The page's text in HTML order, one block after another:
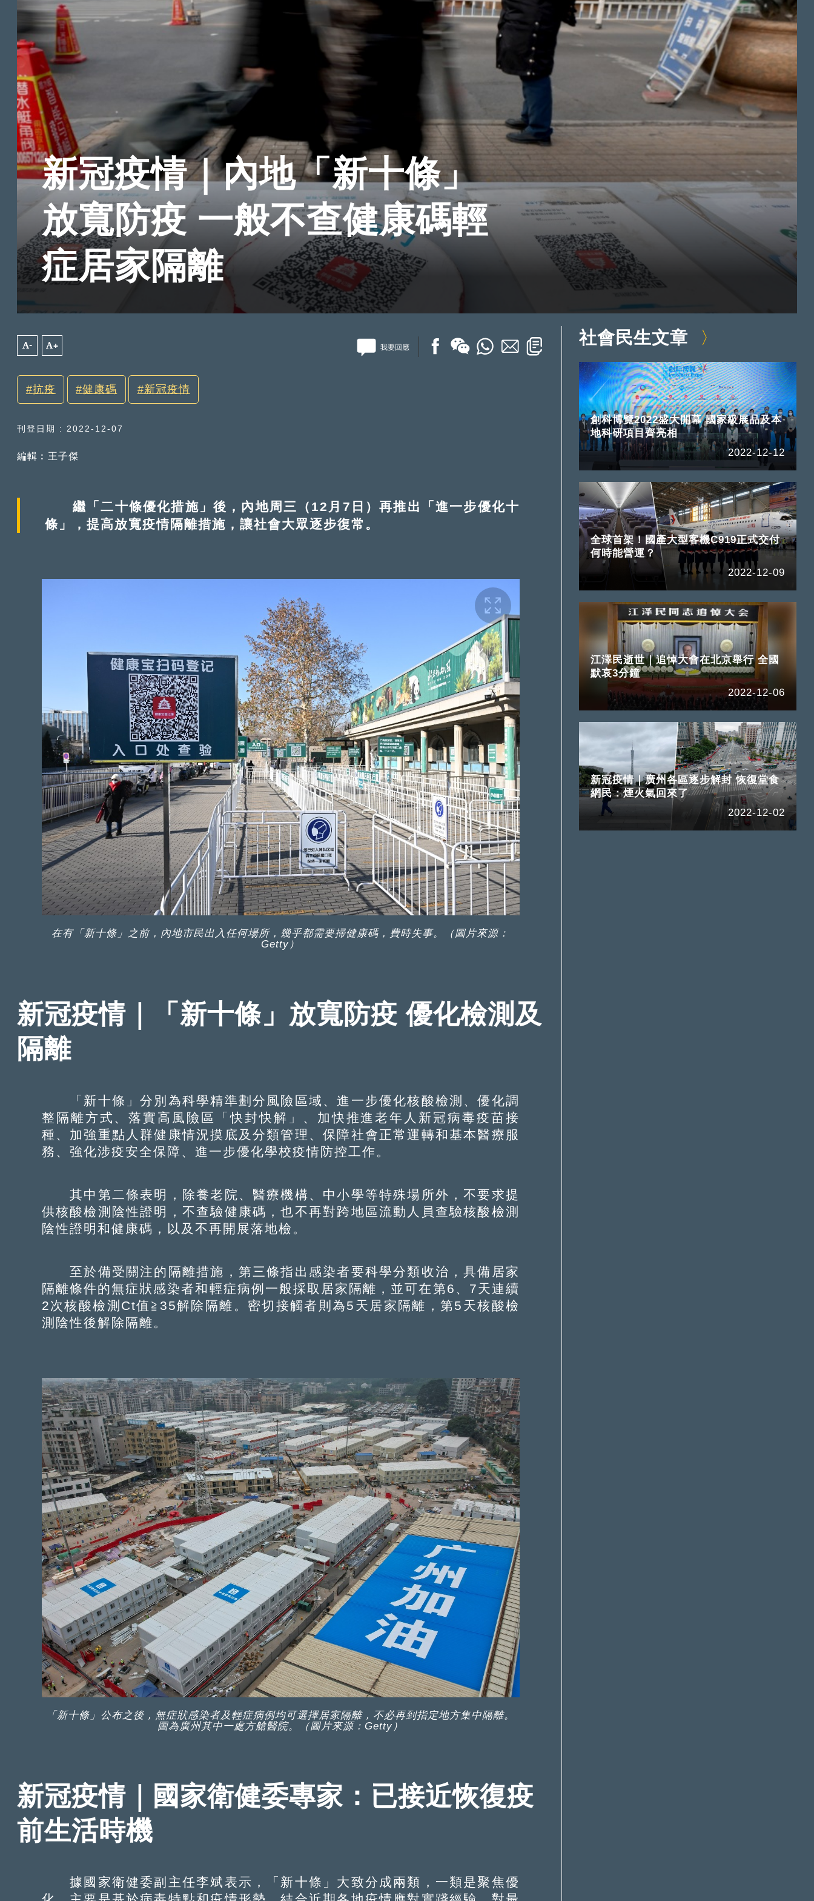
新冠疫情｜內地「新十條」
放寬防疫 一般不查健康碼輕
症居家隔離
A- A+ 我要回應
抗疫 健康碼 新冠疫情
刊登日期 : 2022-12-07
編輯︰王子傑
繼「二十條優化措施」後，內地周三（12月7日）再推出「進一步優化十
條」，提高放寬疫情隔離措施，讓社會大眾逐步復常。
在有「新十條」之前，內地市民出入任何場所，幾乎都需要掃健康碼，費時失事。（圖片來源：
Getty）
新冠疫情｜「新十條」放寬防疫 優化檢測及
隔離
「新十條」分別為科學精準劃分風險區域、進一步優化核酸檢測、優化調
整隔離方式、落實高風險區「快封快解」、加快推進老年人新冠病毒疫苗接
種、加強重點人群健康情況摸底及分類管理、保障社會正常運轉和基本醫療服
務、強化涉疫安全保障、進一步優化學校疫情防控工作。
其中第二條表明，除養老院、醫療機構、中小學等特殊場所外，不要求提
供核酸檢測陰性證明，不查驗健康碼，也不再對跨地區流動人員查驗核酸檢測
陰性證明和健康碼，以及不再開展落地檢。
至於備受關注的隔離措施，第三條指出感染者要科學分類收治，具備居家
隔離條件的無症狀感染者和輕症病例一般採取居家隔離，並可在第6、7天連續
2次核酸檢測Ct值≧35解除隔離。密切接觸者則為5天居家隔離，第5天核酸檢
測陰性後解除隔離。
「新十條」公布之後，無症狀感染者及輕症病例均可選擇居家隔離，不必再到指定地方集中隔離。
圖為廣州其中一處方艙醫院。（圖片來源：Getty）
新冠疫情｜國家衛健委專家：已接近恢復疫
前生活時機
據國家衛健委副主任李斌表示，「新十條」大致分成兩類，一類是聚焦優
社會民生文章
創科博覽2022盛大開幕 國家級展品及本
地科研項目齊亮相
2022-12-12
全球首架！國產大型客機C919正式交付
何時能營運？
2022-12-09
江澤民逝世｜追悼大會在北京舉行 全國
默哀3分鐘
2022-12-06
新冠疫情｜廣州各區逐步解封 恢復堂食
網民：煙火氣回來了
2022-12-02